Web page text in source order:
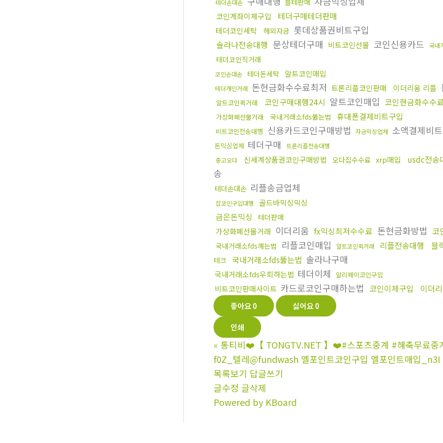
테더손대손 블테판매
코인계좌이체구입 테더구매테더판매
테더코인세탁 해외자금 롯데상품권비트구입
솔라나전송대행 문상테더구매 비트코인선물 코인신용카드 국내
테더코인직거래
코인손대손 테더돈세탁 알트코인매입
테더개인거래 돈현금화수수료최저 트론리플코인판매 이더리움 리플
알트코인퀵거래 코인구매대행24시 알트코인매입 코인현금화수수
가상화폐선물거래 국내거래소fds뚫는법 휴대폰결제비트구입
비트코인전송대행 신용카드코인구매방법 자금믹싱업체 소액결제비
돈믹싱업체 테더구매
트론리플전송대행
중고오다
신세계상품권코인구매방법 오다집수수료 xrp매입 usdc전송
송
테더손대손 리플송금업체
잡코인구입대행 골드바믹싱믹싱
금은돈믹싱 테더판매
가상화폐선물거래 이더리움 fx믹싱최저수수료 돈현금화방법 코
국내거래소fds깨는법 리플코인매입 알트코인퀵거래 리플전송대행 블
테크 국내거래소fds뚫는법 솔라나구매
국내거래소fds우회하는법 테더이체 알리페이코인구입
비트코인판매사이트 카드로코인구매하는법 코인이체구입 이더
좋아요0 싫어요0
인쇄
« 통티비❤️【 TONGTV.NET 】❤️#스포츠중계 #해축무료중
f0Z_텔레@fundwash 엘포인트코인구입 엘포인트매입_n3I
목록보기 답글쓰기
글수정 글삭제
Powered by KBoard